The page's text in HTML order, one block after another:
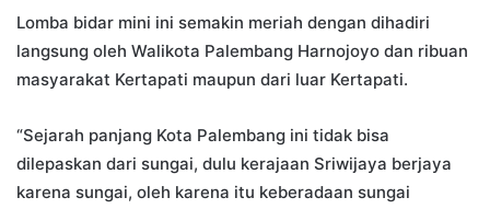
Lomba bidar mini ini semakin meriah dengan dihadiri
langsung oleh Walikota Palembang Harnojoyo dan ribuan
masyarakat Kertapati maupun dari luar Kertapati.
“Sejarah panjang Kota Palembang ini tidak bisa
dilepaskan dari sungai, dulu kerajaan Sriwijaya berjaya
karena sungai, oleh karena itu keberadaan sungai